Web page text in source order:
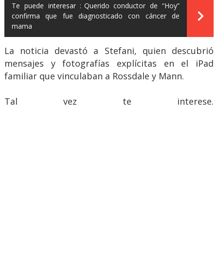
Te puede interesar : Querido conductor de “Hoy”
confirma que fue diagnosticado con cáncer de
mama
La noticia devastó a Stefani, quien descubrió
mensajes y fotografías explícitas en el iPad
familiar que vinculaban a Rossdale y Mann.
Tal vez te interese.